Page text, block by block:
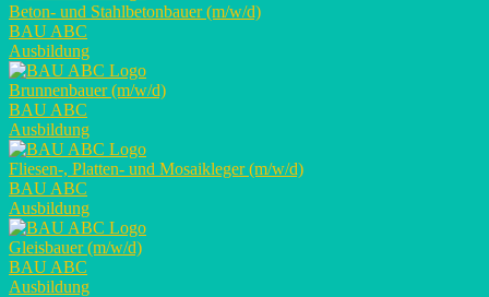
Beton- und Stahlbetonbauer (m/w/d)
BAU ABC
Ausbildung
Brunnenbauer (m/w/d)
BAU ABC
Ausbildung
Fliesen-, Platten- und Mosaikleger (m/w/d)
BAU ABC
Ausbildung
Gleisbauer (m/w/d)
BAU ABC
Ausbildung